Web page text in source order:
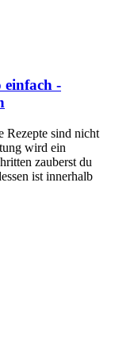
einfach -
Rezepte sind nicht
wird ein
zauberst du
ist innerhalb